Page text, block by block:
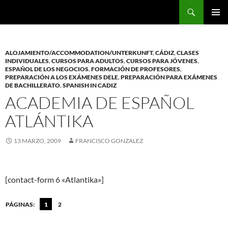
ALOJAMIENTO/ACCOMMODATION/UNTERKUNFT,CÁDIZ,CLASES
INDIVIDUALES,CURSOS PARA ADULTOS,CURSOS PARA JÓVENES,
ESPAÑOL DE LOS NEGOCIOS,FORMACIÓN DE PROFESORES,
PREPARACIÓN A LOS EXÁMENES DELE,PREPARACIÓN PARA EXÁMENES
DE BACHILLERATO,SPANISH IN CADIZ
ACADEMIA DE ESPAÑOL
ATLÁNTIKA
13 MARZO, 2009 FRANCISCO GONZALEZ
[contact-form 6 «Atlantika»]
PÁGINAS: 1 2